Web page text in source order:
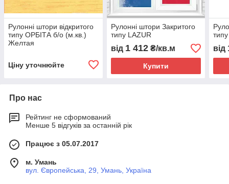
Рулонні штори відкритого
типу ОРБІТА б/о (м.кв.)
Желтая
Ціну уточнюйте
Рулонні штори Закритого
типу LAZUR
від 1 412₴/кв.м
Купити
від
Про нас
Рейтинг не сформований
Менше 5 відгуків за останній рік
Працює з 05.07.2017
м. Умань
вул. Європейська, 29, Умань, Україна